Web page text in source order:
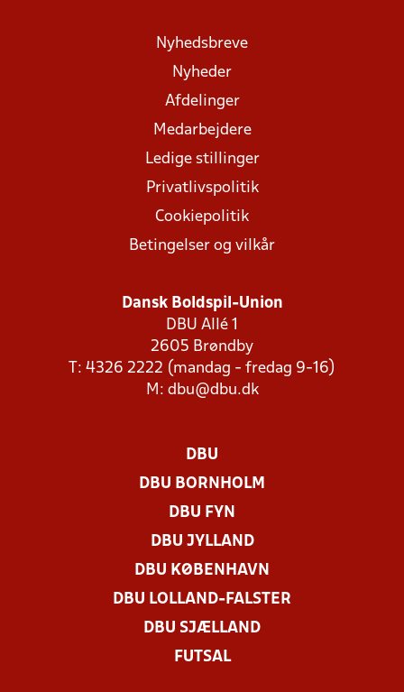
Nyhedsbreve
Nyheder
Afdelinger
Medarbejdere
Ledige stillinger
Privatlivspolitik
Cookiepolitik
Betingelser og vilkår
Dansk Boldspil-Union
DBU Allé 1
2605 Brøndby
T: 4326 2222 (mandag - fredag 9-16)
M: dbu@dbu.dk
DBU
DBU BORNHOLM
DBU FYN
DBU JYLLAND
DBU KØBENHAVN
DBU LOLLAND-FALSTER
DBU SJÆLLAND
FUTSAL